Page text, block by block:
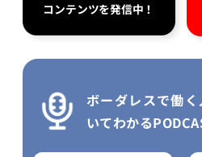
コンテンツを発信中！
ボーダレスで働
いてわかる